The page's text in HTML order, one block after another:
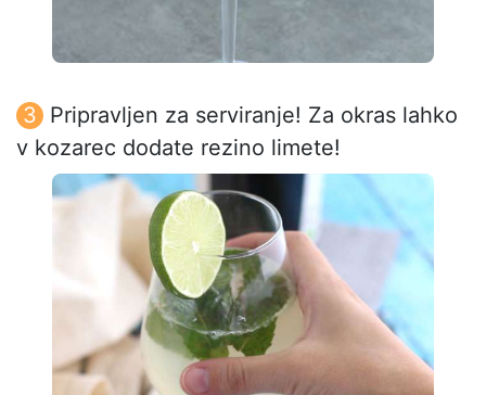
Pripravljen za serviranje! Za okras lahko
v kozarec dodate rezino limete!